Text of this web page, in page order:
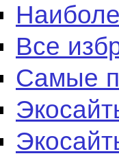
Все
Самые